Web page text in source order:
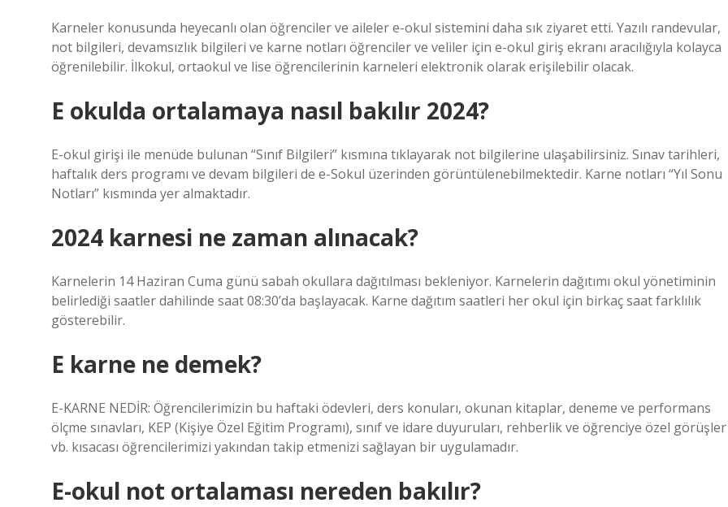
Karneler konusunda heyecanlı olan öğrenciler ve aileler e-okul sistemini daha sık ziyaret etti. Yazılı randevular,
not bilgileri, devamsızlık bilgileri ve karne notları öğrenciler ve veliler için e-okul giriş ekranı aracılığıyla kolayca
öğrenilebilir. İlkokul, ortaokul ve lise öğrencilerinin karneleri elektronik olarak erişilebilir olacak.
E okulda ortalamaya nasıl bakılır 2024?
E-okul girişi ile menüde bulunan “Sınıf Bilgileri” kısmına tıklayarak not bilgilerine ulaşabilirsiniz. Sınav tarihleri,
haftalık ders programı ve devam bilgileri de e-Sokul üzerinden görüntülenebilmektedir. Karne notları “Yıl Sonu
Notları” kısmında yer almaktadır.
2024 karnesi ne zaman alınacak?
Karnelerin 14 Haziran Cuma günü sabah okullara dağıtılması bekleniyor. Karnelerin dağıtımı okul yönetiminin
belirlediği saatler dahilinde saat 08:30’da başlayacak. Karne dağıtım saatleri her okul için birkaç saat farklılık
gösterebilir.
E karne ne demek?
E-KARNE NEDİR: Öğrencilerimizin bu haftaki ödevleri, ders konuları, okunan kitaplar, deneme ve performans
ölçme sınavları, KEP (Kişiye Özel Eğitim Programı), sınıf ve idare duyuruları, rehberlik ve öğrenciye özel görüşler
vb. kısacası öğrencilerimizi yakından takip etmenizi sağlayan bir uygulamadır.
E-okul not ortalaması nereden bakılır?